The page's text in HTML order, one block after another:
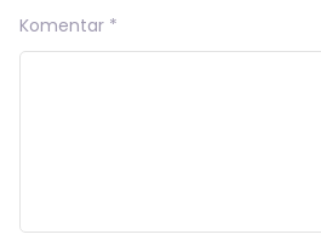
Komentar *